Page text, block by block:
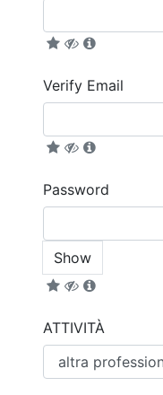
Verify Email
Password
Show
ATTIVITÀ